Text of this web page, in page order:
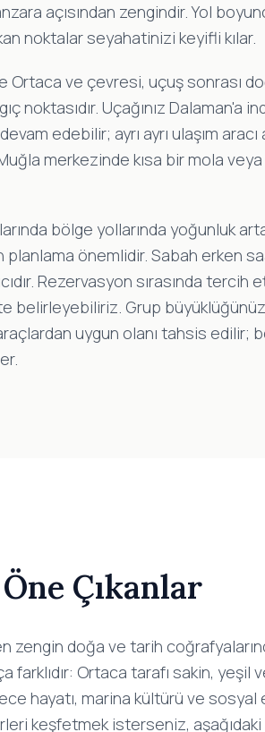
açısından zengindir. Yol
noktalar seyahatinizi keyifli kılar.
Ortaca ve çevresi, uçuş sonrası
Uçağınız Dalaman'a
edebilir; ayrı ayrı ulaşım aracı
merkezinde kısa bir mola
bölge yollarında yoğunluk
önemlidir. Sabah erken
Rezervasyon sırasında tercih
belirleyebiliriz. Grup
uygun olanı tahsis edilir;
Çıkanlar
zengin doğa ve tarih
farklıdır: Ortaca tarafı sakin, yeşil
hayatı, marina kültürü ve
keşfetmek isterseniz,